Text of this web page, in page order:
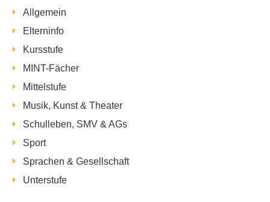
Allgemein
Elterninfo
Kursstufe
MINT-Fächer
Mittelstufe
Musik, Kunst & Theater
Schulleben, SMV & AGs
Sport
Sprachen & Gesellschaft
Unterstufe